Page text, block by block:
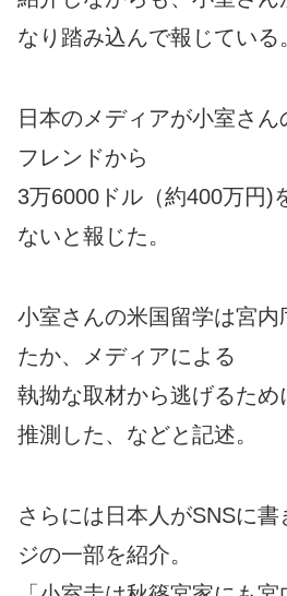
なり踏み込んで報じている
日本のメディアが小室さん
フレンドから
3万6000ドル（約400万円)
ないと報じた。
小室さんの米国留学は宮内
たか、メディアによる
執拗な取材から逃げるため
推測した、などと記述。
さらには日本人がSNSに
ジの一部を紹介。